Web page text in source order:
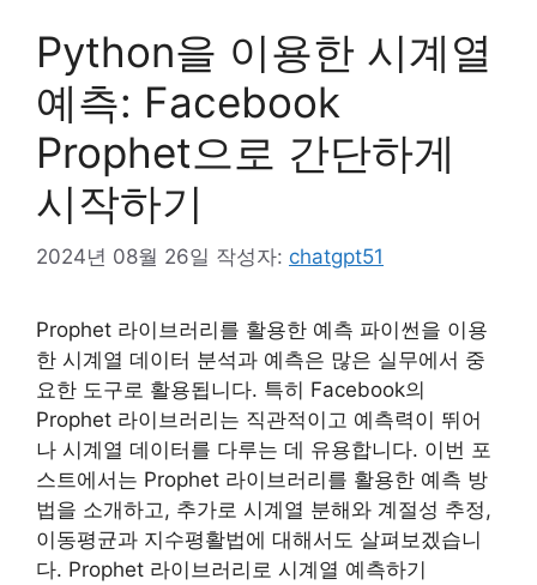
Python을 이용한 시계열
예측: Facebook
Prophet으로 간단하게
시작하기
2024년 08월 26일 작성자: chatgpt51
Prophet 라이브러리를 활용한 예측 파이썬을 이용
한 시계열 데이터 분석과 예측은 많은 실무에서 중
요한 도구로 활용됩니다. 특히 Facebook의
Prophet 라이브러리는 직관적이고 예측력이 뛰어
나 시계열 데이터를 다루는 데 유용합니다. 이번 포
스트에서는 Prophet 라이브러리를 활용한 예측 방
법을 소개하고, 추가로 시계열 분해와 계절성 추정,
이동평균과 지수평활법에 대해서도 살펴보겠습니
다. Prophet 라이브러리로 시계열 예측하기